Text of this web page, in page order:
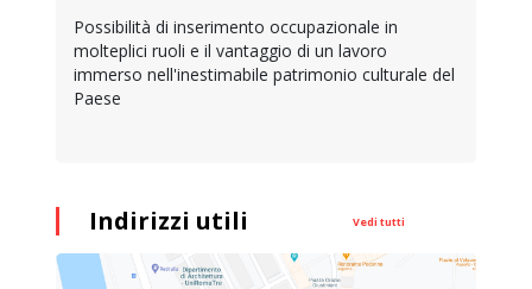
Possibilità di inserimento occupazionale in
molteplici ruoli e il vantaggio di un lavoro
immerso nell'inestimabile patrimonio culturale del
Paese
Indirizzi utili Vedi tutti